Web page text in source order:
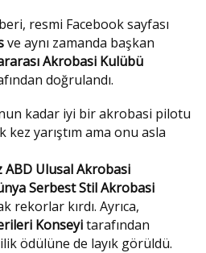
resmi Facebook sayfası
ve aynı zamanda başkan
Akrobasi Kulübü
doğrulandı.
kadar iyi bir akrobasi pilotu
kez yarıştım ama onu asla
ABD Ulusal Akrobasi
Serbest Stil Akrobasi
rekorlar kırdı. Ayrıca,
Konseyitarafından
ödülüne de layık görüldü.